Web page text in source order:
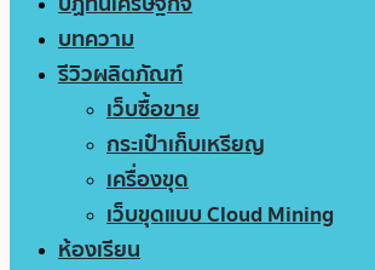
บทความ
รีวิวผลิตภัณฑ์
เว็บซื้อขาย
กระเป๋าเก็บเหรียญ
เครื่องขุด
เว็บขุดแบบ Cloud Mining
ห้องเรียน